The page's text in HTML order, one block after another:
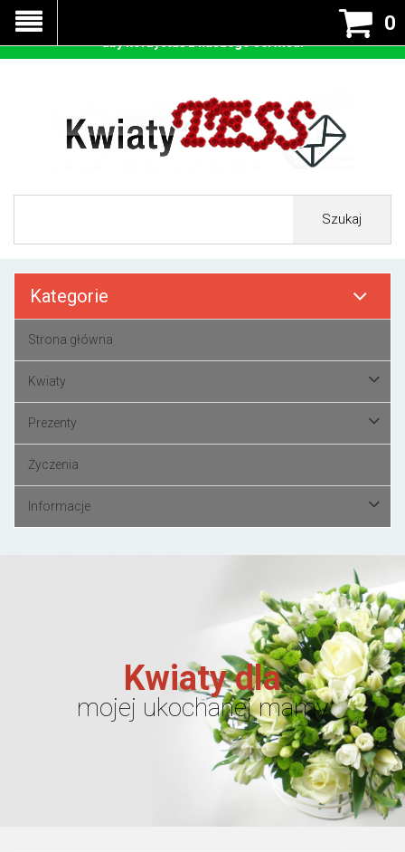
0
Szukaj
Kategorie
Strona główna
Kwiaty
Prezenty
Życzenia
Informacje
Kwiaty dla
mojej ukochanej mamy
Nasza strona korzysta z cookies - czyli tzw ciastek w celu
prawidłowego działania. Zaakceptuj przyjmowanie cookies
aby korzystać z naszego serwisu.